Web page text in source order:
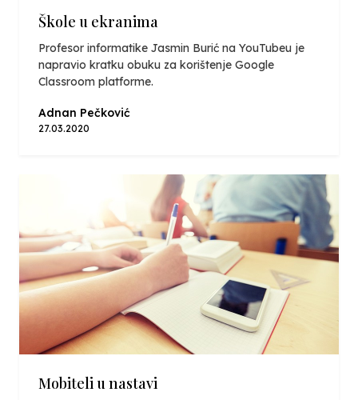
Škole u ekranima
Profesor informatike Jasmin Burić na YouTubeu je
napravio kratku obuku za korištenje Google
Classroom platforme.
Adnan Pečković
27.03.2020
Mobiteli u nastavi